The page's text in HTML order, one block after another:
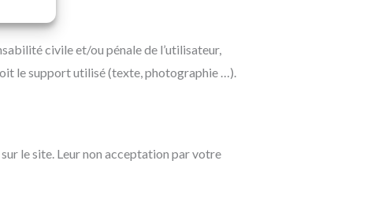
civile et/ou pénale de l’utilisateur,
le support utilisé (texte, photographie …).
le site. Leur non acceptation par votre